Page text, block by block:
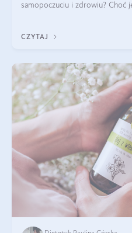
samopoczuciu i zdrowiu? Choć
wyjaśnimy.
CZYTAJ